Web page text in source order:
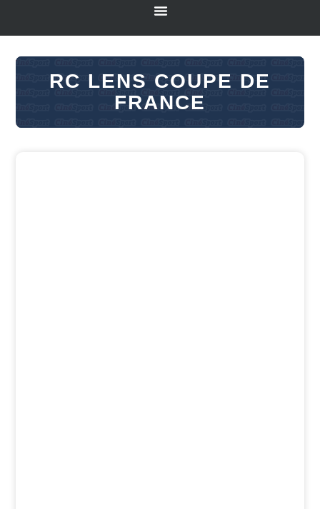
RC LENS COUPE DE
FRANCE